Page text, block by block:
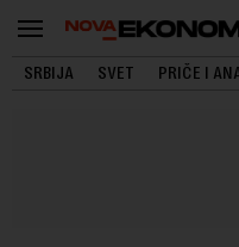
SRBIJA SVET PRIČE I